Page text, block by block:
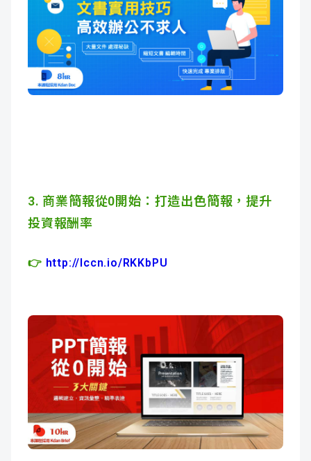
3. 商業簡報從0開始： 打造出色簡報，提升
投資報酬率
👉 http://lccn.io/RKKbPU